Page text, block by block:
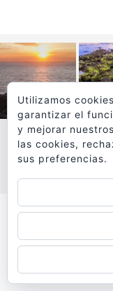
VER MÁS
Todos
y están
Utilizamos
garantizar el
y mejorar
las cookies,
sus preferencias.